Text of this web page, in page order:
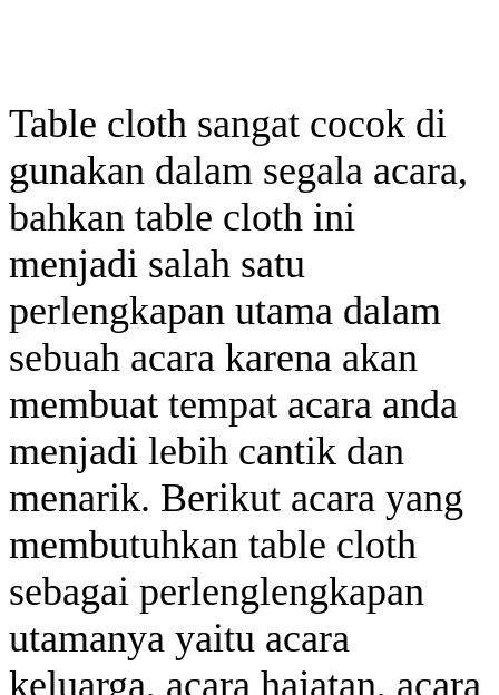
Table cloth sangat cocok di
gunakan dalam segala acara,
bahkan table cloth ini
menjadi salah satu
perlengkapan utama dalam
sebuah acara karena akan
membuat tempat acara anda
menjadi lebih cantik dan
menarik. Berikut acara yang
membutuhkan table cloth
sebagai perlenglengkapan
utamanya yaitu acara
keluarga, acara hajatan, acara